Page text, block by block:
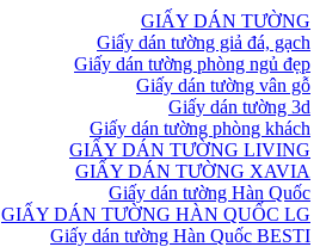
GIẤY DÁN TƯỜNG
Giấy dán tường giả đá, gạch
Giấy dán tường phòng ngủ đẹp
Giấy dán tường vân gỗ
Giấy dán tường 3d
Giấy dán tường phòng khách
GIẤY DÁN TƯỜNG LIVING
GIẤY DÁN TƯỜNG XAVIA
Giấy dán tường Hàn Quốc
GIẤY DÁN TƯỜNG HÀN QUỐC LG
Giấy dán tường Hàn Quốc BESTI